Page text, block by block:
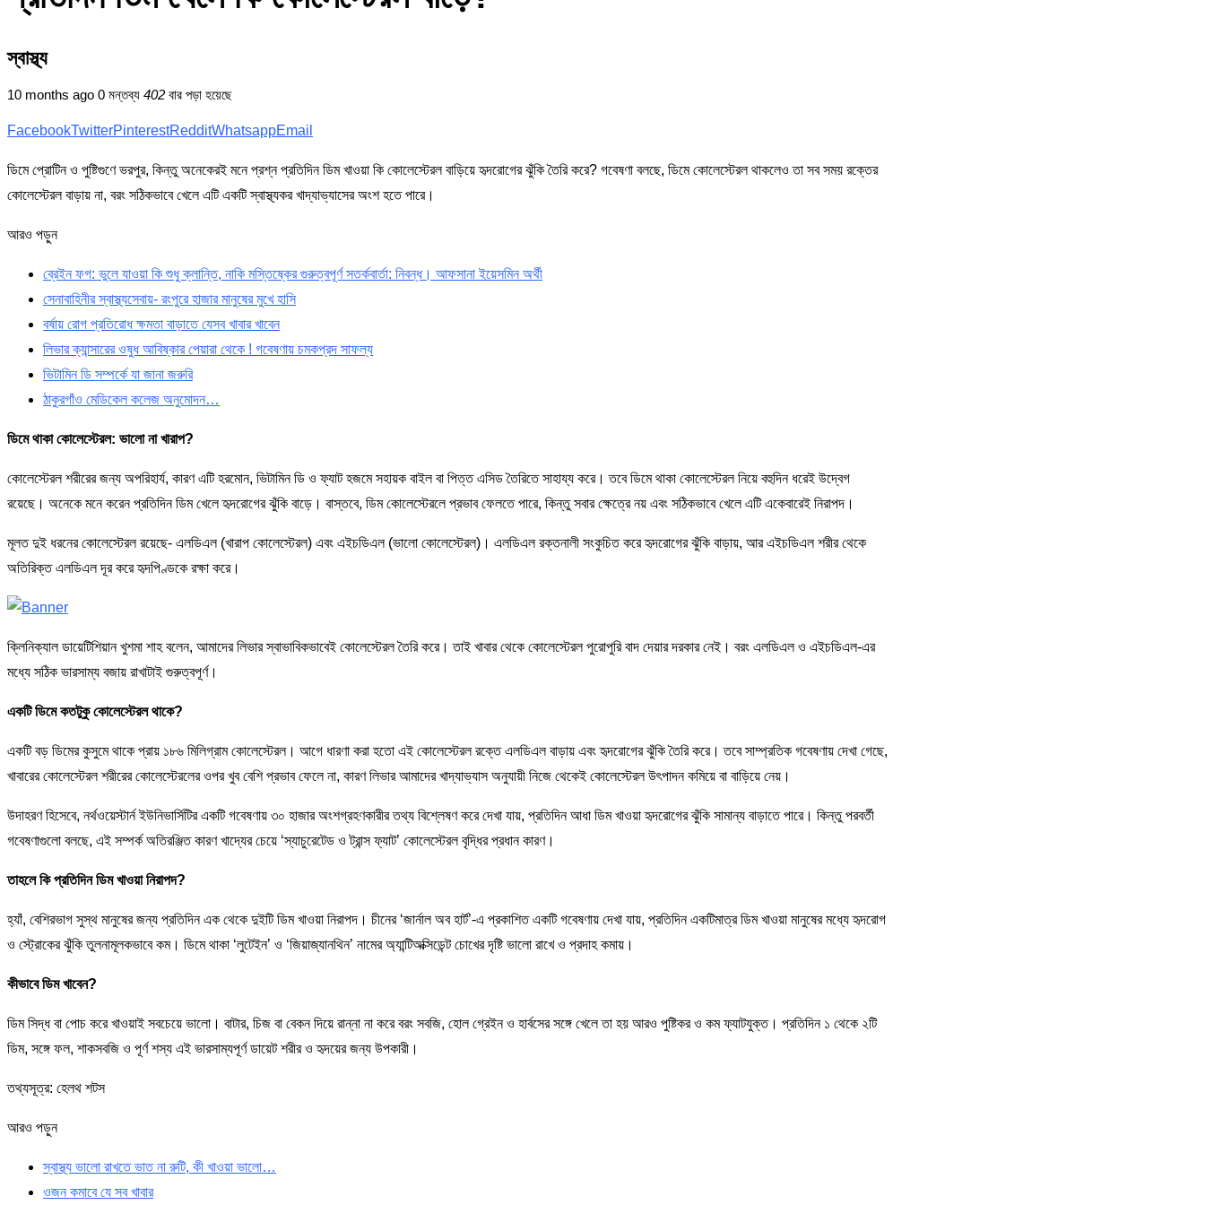
স্বাস্থ্য
10 months ago 0 মন্তব্য 402 বার পড়া হয়েছে
FacebookTwitterPinterestRedditWhatsappEmail
ডিমে প্রোটিন ও পুষ্টিগুণে ভরপুর, কিন্তু অনেকেরই মনে প্রশ্ন প্রতিদিন ডিম খাওয়া কি কোলেস্টেরল বাড়িয়ে হৃদরোগের ঝুঁকি তৈরি করে? গবেষণা বলছে, ডিমে কোলেস্টেরল থাকলেও তা সব সময় রক্তের
কোলেস্টেরল বাড়ায় না, বরং সঠিকভাবে খেলে এটি একটি স্বাস্থ্যকর খাদ্যাভ্যাসের অংশ হতে পারে।
আরও পড়ুন
ব্রেইন ফগ: ভুলে যাওয়া কি শুধু ক্লান্তি, নাকি মস্তিষ্কের গুরুত্বপূর্ণ সতর্কবার্তা: নিবন্ধ। আফসানা ইয়েসমিন অর্থী
সেনাবাহিনীর স্বাস্থ্যসেবায়- রংপুরে হাজার মানুষের মুখে হাসি
বর্ষায় রোগ প্রতিরোধ ক্ষমতা বাড়াতে যেসব খাবার খাবেন
লিভার ক্যান্সারের ওষুধ আবিষ্কার পেয়ারা থেকে ! গবেষণায় চমকপ্রদ সাফল্য
ভিটামিন ডি সম্পর্কে যা জানা জরুরি
ঠাকুরগাঁও মেডিকেল কলেজ অনুমোদন…
ডিমে থাকা কোলেস্টেরল: ভালো না খারাপ?
কোলেস্টেরল শরীরের জন্য অপরিহার্য, কারণ এটি হরমোন, ভিটামিন ডি ও ফ্যাট হজমে সহায়ক বাইল বা পিত্ত এসিড তৈরিতে সাহায্য করে। তবে ডিমে থাকা কোলেস্টেরল নিয়ে বহুদিন ধরেই উদ্বেগ
রয়েছে। অনেকে মনে করেন প্রতিদিন ডিম খেলে হৃদরোগের ঝুঁকি বাড়ে। বাস্তবে, ডিম কোলেস্টেরলে প্রভাব ফেলতে পারে, কিন্তু সবার ক্ষেত্রে নয় এবং সঠিকভাবে খেলে এটি একেবারেই নিরাপদ।
মূলত দুই ধরনের কোলেস্টেরল রয়েছে- এলডিএল (খারাপ কোলেস্টেরল) এবং এইচডিএল (ভালো কোলেস্টেরল)। এলডিএল রক্তনালী সংকুচিত করে হৃদরোগের ঝুঁকি বাড়ায়, আর এইচডিএল শরীর থেকে
অতিরিক্ত এলডিএল দূর করে হৃদপিণ্ডকে রক্ষা করে।
ক্লিনিক্যাল ডায়েটিশিয়ান খুশমা শাহ বলেন, আমাদের লিভার স্বাভাবিকভাবেই কোলেস্টেরল তৈরি করে। তাই খাবার থেকে কোলেস্টেরল পুরোপুরি বাদ দেয়ার দরকার নেই। বরং এলডিএল ও এইচডিএল-এর
মধ্যে সঠিক ভারসাম্য বজায় রাখাটাই গুরুত্বপূর্ণ।
একটি ডিমে কতটুকু কোলেস্টেরল থাকে?
একটি বড় ডিমের কুসুমে থাকে প্রায় ১৮৬ মিলিগ্রাম কোলেস্টেরল। আগে ধারণা করা হতো এই কোলেস্টেরল রক্তে এলডিএল বাড়ায় এবং হৃদরোগের ঝুঁকি তৈরি করে। তবে সাম্প্রতিক গবেষণায় দেখা গেছে,
খাবারের কোলেস্টেরল শরীরের কোলেস্টেরলের ওপর খুব বেশি প্রভাব ফেলে না, কারণ লিভার আমাদের খাদ্যাভ্যাস অনুযায়ী নিজে থেকেই কোলেস্টেরল উৎপাদন কমিয়ে বা বাড়িয়ে নেয়।
উদাহরণ হিসেবে, নর্থওয়েস্টার্ন ইউনিভার্সিটির একটি গবেষণায় ৩০ হাজার অংশগ্রহণকারীর তথ্য বিশ্লেষণ করে দেখা যায়, প্রতিদিন আধা ডিম খাওয়া হৃদরোগের ঝুঁকি সামান্য বাড়াতে পারে। কিন্তু পরবর্তী
গবেষণাগুলো বলছে, এই সম্পর্ক অতিরঞ্জিত কারণ খাদ্যের চেয়ে ‘স্যাচুরেটেড ও ট্রান্স ফ্যাট’ কোলেস্টেরল বৃদ্ধির প্রধান কারণ।
তাহলে কি প্রতিদিন ডিম খাওয়া নিরাপদ?
হ্যাঁ, বেশিরভাগ সুস্থ মানুষের জন্য প্রতিদিন এক থেকে দুইটি ডিম খাওয়া নিরাপদ। চীনের ‘জার্নাল অব হার্ট’-এ প্রকাশিত একটি গবেষণায় দেখা যায়, প্রতিদিন একটিমাত্র ডিম খাওয়া মানুষের মধ্যে হৃদরোগ
ও স্ট্রোকের ঝুঁকি তুলনামূলকভাবে কম। ডিমে থাকা ‘লুটেইন’ ও ‘জিয়াজ্যানথিন’ নামের অ্যান্টিঅক্সিডেন্ট চোখের দৃষ্টি ভালো রাখে ও প্রদাহ কমায়।
কীভাবে ডিম খাবেন?
ডিম সিদ্ধ বা পোচ করে খাওয়াই সবচেয়ে ভালো। বাটার, চিজ বা বেকন দিয়ে রান্না না করে বরং সবজি, হোল গ্রেইন ও হার্বসের সঙ্গে খেলে তা হয় আরও পুষ্টিকর ও কম ফ্যাটযুক্ত। প্রতিদিন ১ থেকে ২টি
ডিম, সঙ্গে ফল, শাকসবজি ও পূর্ণ শস্য এই ভারসাম্যপূর্ণ ডায়েট শরীর ও হৃদয়ের জন্য উপকারী।
তথ্যসূত্র: হেলথ শটস
আরও পড়ুন
স্বাস্থ্য ভালো রাখতে ভাত না রুটি, কী খাওয়া ভালো…
ওজন কমাবে যে সব খাবার